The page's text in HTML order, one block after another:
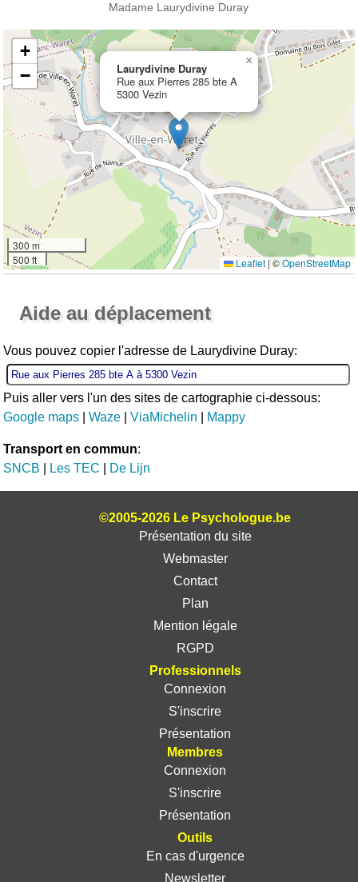
Madame Laurydivine Duray
Laurydivine Duray
Rue aux Pierres 285 bte A
5300 Vezin
×
+
−
300 m
500 ft
Leaflet | ©OpenStreetMap
Aide au déplacement
Vous pouvez copier l'adresse de Laurydivine Duray:
Puis aller vers l'un des sites de cartographie ci-dessous:
Google maps |Waze |ViaMichelin Mappy
Transport en commun:
SNCB
Les TEC De Lijn
©2005-2026 Le Psychologue.be
Présentation du site
Webmaster
Contact
Plan
Mention légale
RGPD
Professionnels
Connexion
S'inscrire
Présentation
Membres
Connexion
S'inscrire
Présentation
Outils
En cas d'urgence
Newsletter